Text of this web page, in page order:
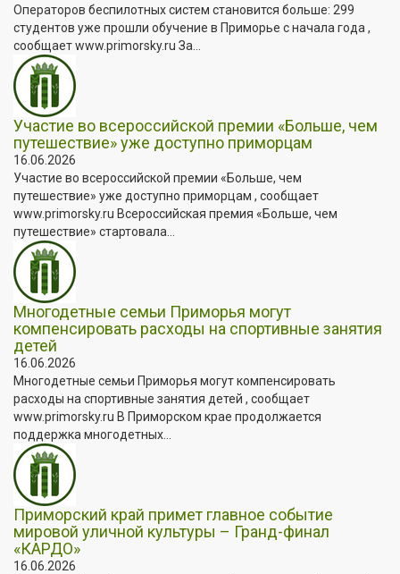
Операторов беспилотных систем становится больше: 299
студентов уже прошли обучение в Приморье с начала года ,
сообщает www.primorsky.ru За...
Участие во всероссийской премии «Больше, чем
путешествие» уже доступно приморцам
16.06.2026
Участие во всероссийской премии «Больше, чем
путешествие» уже доступно приморцам , сообщает
www.primorsky.ru Всероссийская премия «Больше, чем
путешествие» стартовала...
Многодетные семьи Приморья могут
компенсировать расходы на спортивные занятия
детей
16.06.2026
Многодетные семьи Приморья могут компенсировать
расходы на спортивные занятия детей , сообщает
www.primorsky.ru В Приморском крае продолжается
поддержка многодетных...
Приморский край примет главное событие
мировой уличной культуры – Гранд-финал
«КАРДО»
16.06.2026